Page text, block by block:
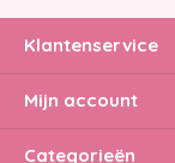
Klantenservice
Mijn account
Categorieën